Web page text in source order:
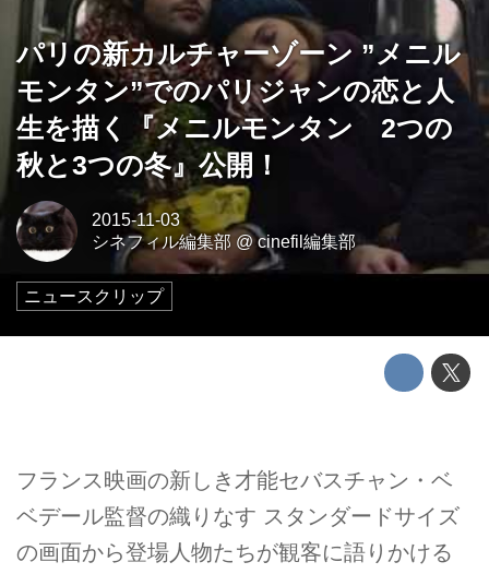
パリの新カルチャーゾーン ”メニル
モンタン”でのパリジャンの恋と人
生を描く『メニルモンタン 2つの
秋と3つの冬』公開！
2015-11-03
シネフィル編集部 @cinefil編集部
ニュースクリップ
フランス映画の新しき才能セバスチャン・ベ
ベデール監督の織りなす スタンダードサイズ
の画面から登場人物たちが観客に語りかける